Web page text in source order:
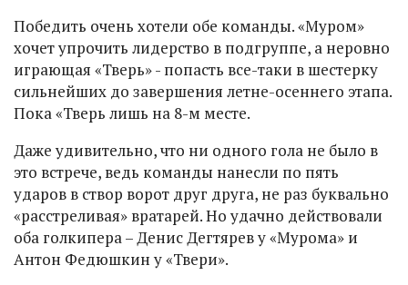
Победить очень хотели обе команды. «Муром»
хочет упрочить лидерство в подгруппе, а неровно
играющая «Тверь» - попасть все-таки в шестерку
сильнейших до завершения летне-осеннего этапа.
Пока «Тверь лишь на 8-м месте.
Даже удивительно, что ни одного гола не было в
это встрече, ведь команды нанесли по пять
ударов в створ ворот друг друга, не раз буквально
«расстреливая» вратарей. Но удачно действовали
оба голкипера – Денис Дегтярев у «Мурома» и
Антон Федюшкин у «Твери».